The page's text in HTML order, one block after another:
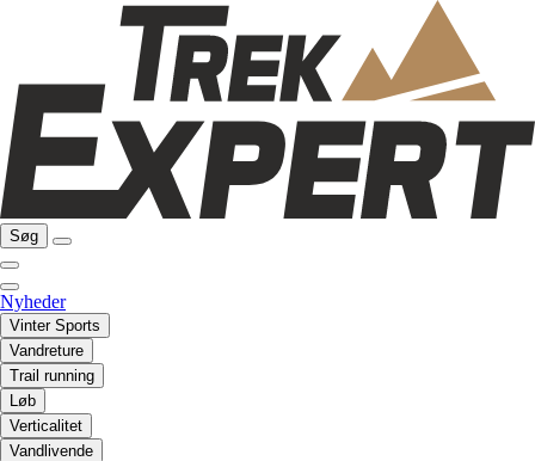
Søg
Nyheder
Vinter Sports
Vandreture
Trail running
Løb
Verticalitet
Vandlivende